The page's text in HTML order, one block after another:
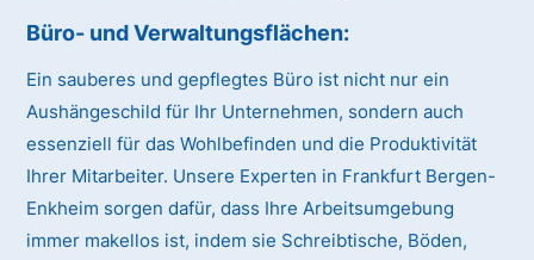
Büro- und Verwaltungsflächen:
Ein sauberes und gepflegtes Büro ist nicht nur ein
Aushängeschild für Ihr Unternehmen, sondern auch
essenziell für das Wohlbefinden und die Produktivität
Ihrer Mitarbeiter. Unsere Experten in Frankfurt Bergen-
Enkheim sorgen dafür, dass Ihre Arbeitsumgebung
immer makellos ist, indem sie Schreibtische, Böden,